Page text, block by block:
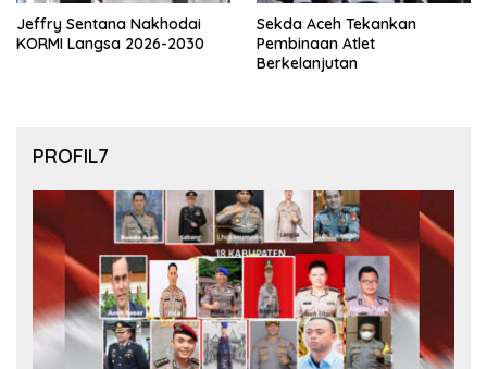
Jeffry Sentana Nakhodai
KORMI Langsa 2026-2030
Sekda Aceh Tekankan
Pembinaan Atlet
Berkelanjutan
PROFIL7